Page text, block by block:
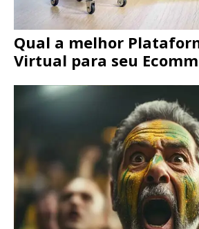
Qual a melhor
Virtual para seu